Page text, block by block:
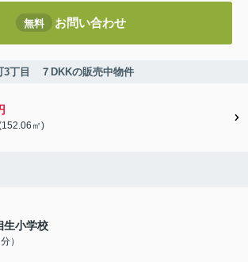
無料 お問い合わせ
3丁目 ７DKKの販売中物件
㎡)
生小学校
）